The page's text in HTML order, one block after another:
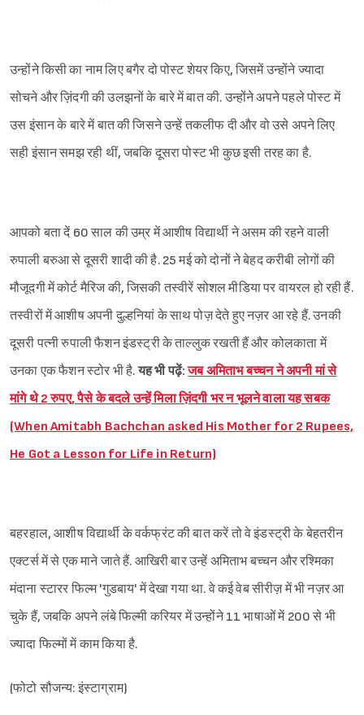
Sign in
उन्होंने किसी का नाम लिए बगैर दो पोस्ट शेयर किए, जिसमें उन्होंने ज्यादा
सोचने और ज़िंदगी की उलझनों के बारे में बात की. उन्होंने अपने पहले पोस्ट में
उस इंसान के बारे में बात की जिसने उन्हें तकलीफ दी और वो उसे अपने लिए
सही इंसान समझ रही थीं, जबकि दूसरा पोस्ट भी कुछ इसी तरह का है.
आपको बता दें 60 साल की उम्र में आशीष विद्यार्थी ने असम की रहने वाली
रुपाली बरुआ से दूसरी शादी की है. 25 मई को दोनों ने बेहद करीबी लोगों की
मौजूदगी में कोर्ट मैरिज की, जिसकी तस्वीरें सोशल मीडिया पर वायरल हो रही हैं.
तस्वीरों में आशीष अपनी दुल्हनियां के साथ पोज़ देते हुए नज़र आ रहे हैं. उनकी
दूसरी पत्नी रुपाली फैशन इंडस्ट्री के ताल्लुक रखती हैं और कोलकाता में
उनका एक फैशन स्टोर भी है.यह भी पढ़ें:जब अमिताभ बच्चन ने अपनी मां से
मांगे थे 2 रुपए, पैसे के बदले उन्हें मिला ज़िंदगी भर न भूलने वाला यह सबक
(When Amitabh Bachchan asked His Mother for 2 Rupees,
He Got a Lesson for Life in Return)
बहरहाल, आशीष विद्यार्थी के वर्कफ्रंट की बात करें तो वे इंडस्ट्री के बेहतरीन
एक्टर्स में से एक माने जाते हैं. आखिरी बार उन्हें अमिताभ बच्चन और रश्मिका
मंदाना स्टारर फिल्म 'गुडबाय' में देखा गया था. वे कई वेब सीरीज़ में भी नज़र आ
चुके हैं, जबकि अपने लंबे फिल्मी करियर में उन्होंने 11 भाषाओं में 200 से भी
ज्यादा फिल्मों में काम किया है.
(फोटो सौजन्य: इंस्टाग्राम)